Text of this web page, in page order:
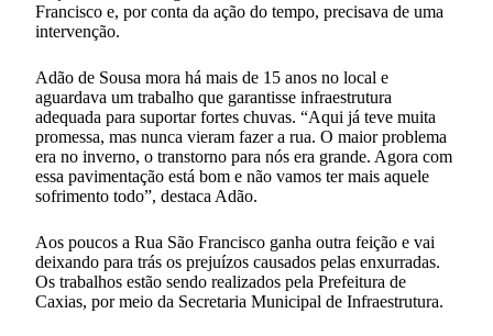
Francisco e, por conta da ação do tempo, precisava de uma
intervenção.
Adão de Sousa mora há mais de 15 anos no local e
aguardava um trabalho que garantisse infraestrutura
adequada para suportar fortes chuvas. “Aqui já teve muita
promessa, mas nunca vieram fazer a rua. O maior problema
era no inverno, o transtorno para nós era grande. Agora com
essa pavimentação está bom e não vamos ter mais aquele
sofrimento todo”, destaca Adão.
Aos poucos a Rua São Francisco ganha outra feição e vai
deixando para trás os prejuízos causados pelas enxurradas.
Os trabalhos estão sendo realizados pela Prefeitura de
Caxias, por meio da Secretaria Municipal de Infraestrutura.